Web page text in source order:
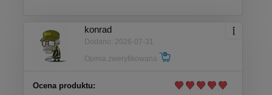
konrad
Dodano: 2026-07-31
Opinia zweryfikowana
Ocena produktu: